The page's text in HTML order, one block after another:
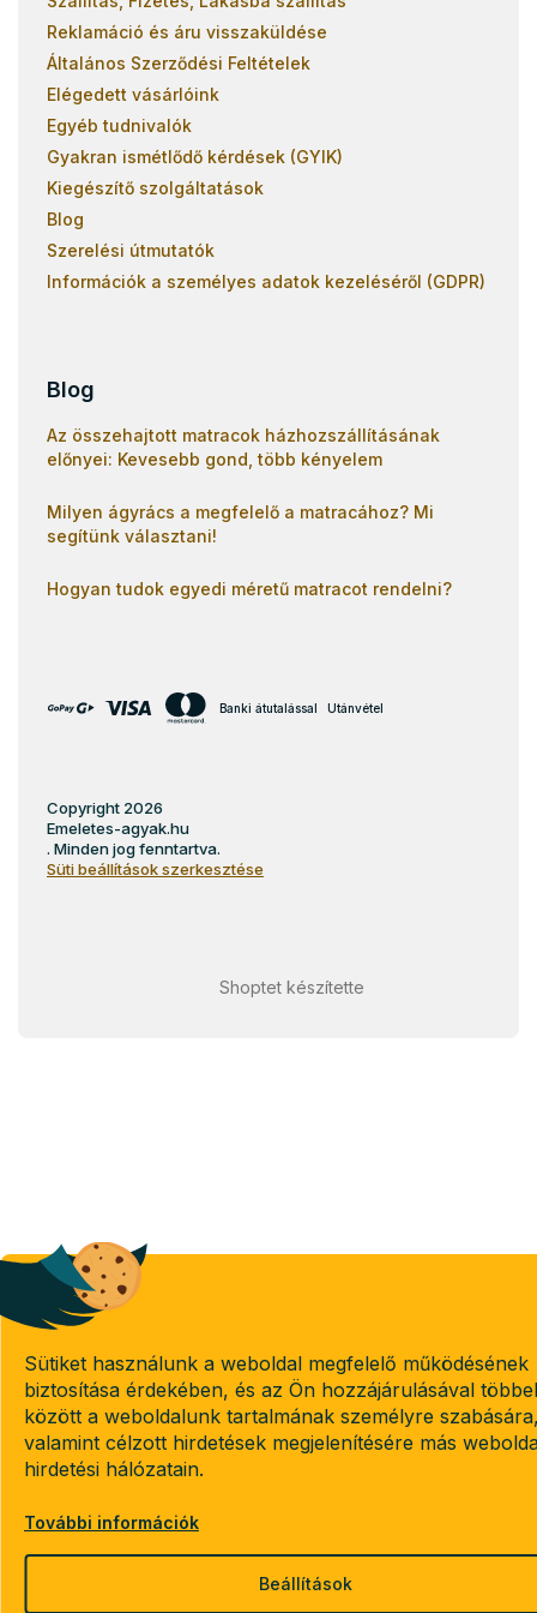
Sütiket használunk a weboldal megfelelő működésének
biztosítása érdekében, és az Ön hozzájárulásával
között a weboldalunk tartalmának személyre
valamint célzott hirdetések megjelenítésére más
hirdetési hálózatain.
További információk
Beállítások
Reklamáció és áru visszaküldése
Általános Szerződési Feltételek
Elégedett vásárlóink
Egyéb tudnivalók
Gyakran ismétlődő kérdések (GYIK)
Kiegészítő szolgáltatások
Blog
Szerelési útmutatók
Információk a személyes adatok kezeléséről (GDPR)
Blog
Az összehajtott matracok házhozszállításának
előnyei: Kevesebb gond, több kényelem
Milyen ágyrács a megfelelő a matracához? Mi
segítünk választani!
Hogyan tudok egyedi méretű matracot rendelni?
Banki átutalással Utánvétel
Shoptet készítette
Copyright 2026
Emeletes-agyak.hu
. Minden jog fenntartva.
Süti beállítások szerkesztése